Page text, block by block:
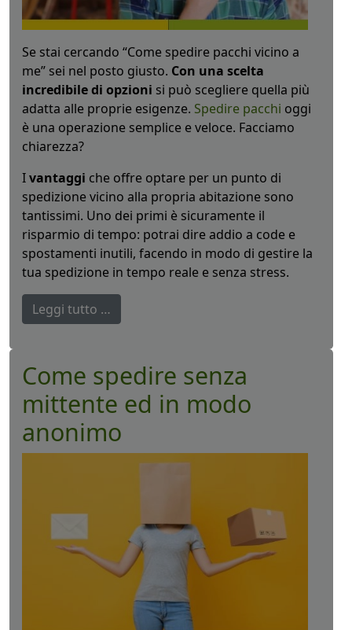
Se stai cercando “Come spedire pacchi vicino a
me” sei nel posto giusto. Con una scelta
incredibile di opzioni si può scegliere quella più
adatta alle proprie esigenze. Spedire pacchi oggi
è una operazione semplice e veloce. Facciamo
chiarezza?
Ivantaggi che offre optare per un punto di
spedizione vicino alla propria abitazione sono
tantissimi. Uno dei primi è sicuramente il
risparmio di tempo: potrai dire addio a code e
spostamenti inutili, facendo in modo di gestire la
tua spedizione in tempo reale e senza stress.
Leggi tutto …
Come spedire senza
mittente ed in modo
anonimo